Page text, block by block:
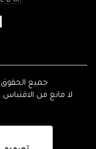
جميع الحقوق
لا مانع من